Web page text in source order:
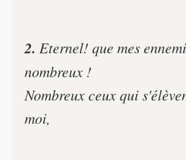
2. Eternel! que mes
nombreux !
Nombreux ceux qui
moi,